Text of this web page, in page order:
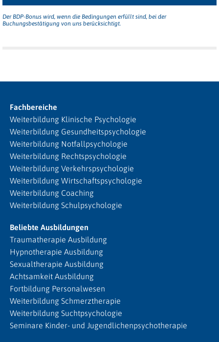
Der BDP-Bonus wird, wenn die Bedingungen erfüllt sind, bei der
Buchungsbestätigung von uns berücksichtigt.
Fachbereiche
Weiterbildung Klinische Psychologie
Weiterbildung Gesundheitspsychologie
Weiterbildung Notfallpsychologie
Weiterbildung Rechtspsychologie
Weiterbildung Verkehrspsychologie
Weiterbildung Wirtschaftspsychologie
Weiterbildung Coaching
Weiterbildung Schulpsychologie
Beliebte Ausbildungen
Traumatherapie Ausbildung
Hypnotherapie Ausbildung
Sexualtherapie Ausbildung
Achtsamkeit Ausbildung
Fortbildung Personalwesen
Weiterbildung Schmerztherapie
Weiterbildung Suchtpsychologie
Seminare Kinder- und Jugendlichenpsychotherapie